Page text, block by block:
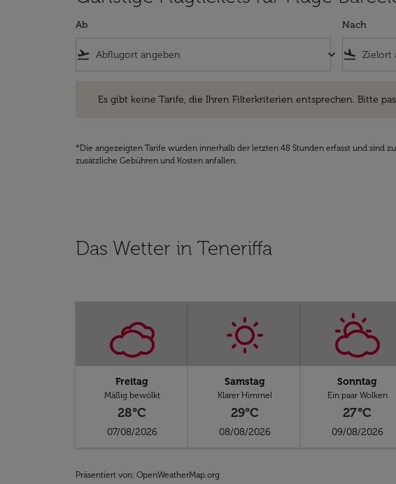
Ab
flight_takeoff keyboard_arrow_down
Nach
flight_land
Es gibt keine Tarife, die Ihren Filterkriterien entsprechen. Bitte
*Die angezeigten Tarife wurden innerhalb der letzten 48 Stunden erfasst und sind
zusätzliche Gebühren und Kosten anfallen.
Das Wetter in Teneriffa
Freitag
Mäßig bewölkt
28°C
07/08/2026
Samstag
Klarer Himmel
29°C
08/08/2026
Sonntag
Ein paar Wolken
27°C
09/08/2026
Präsentiert von: OpenWeatherMap.org